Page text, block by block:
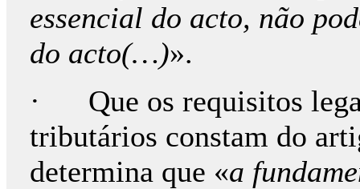
essencial do acto, não
do acto(…)».
· Que os requisitos
tributários constam do
determina que «a